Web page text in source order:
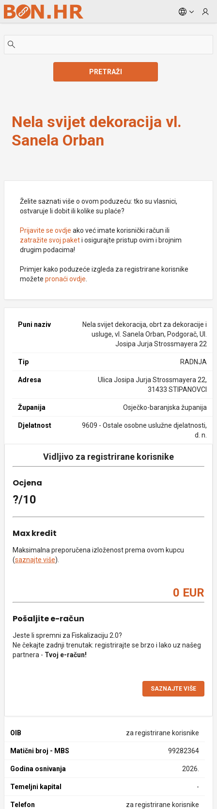
Skip to Main Content
PRETRAŽI
Nela svijet dekoracija vl.
Sanela Orban
Želite saznati više o ovom poduzeću: tko su vlasnici,
ostvaruje li dobit ili kolike su plaće?
Prijavite se ovdje ako već imate korisnički račun ili
zatražite svoj paketi osigurajte pristup ovim i brojnim
drugim podacima!
Primjer kako poduzeće izgleda za registrirane korisnike
možete pronaći ovdje
Puni naziv
Nela svijet dekoracija, obrt za dekoracije i
usluge, vl. Sanela Orban, Podgorač, Ul.
Josipa Jurja Strossmayera 22
Tip RADNJA
Adresa
Ulica Josipa Jurja Strossmayera 22,
31433 STIPANOVCI
Županija Osječko-baranjska županija
Djelatnost
9609 - Ostale osobne uslužne djelatnosti,
d. n.
Vidljivo za registrirane korisnike
Ocjena
?/10
Max kredit
Maksimalna preporučena izloženost prema ovom kupcu
(saznajte više).
0 EUR
Pošaljite e-račun
Jeste li spremni za Fiskalizaciju 2.0?
Ne čekajte zadnji trenutak: registrirajte se brzo i lako uz našeg
partnera - Tvoj e-račun!
SAZNAJTE VIŠE
OIB za registrirane korisnike
Matični broj - MBS 99282364
Godina osnivanja 2026.
Temeljni kapital -
Telefon za registrirane korisnike